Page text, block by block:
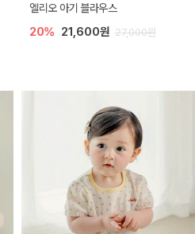
엘리오 아기 블라우스
20% 21,600원 27,000원